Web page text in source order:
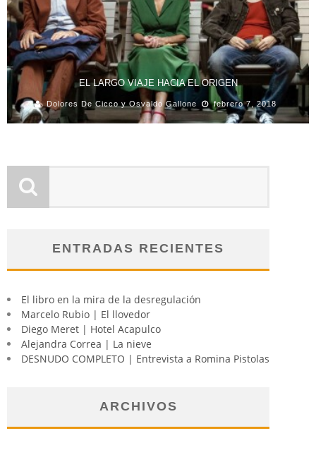
EL LARGO VIAJE HACIA EL ORIGEN
Dolores De Cicco y Osvaldo Gallone febrero 7, 2018
ENTRADAS RECIENTES
El libro en la mira de la desregulación
Marcelo Rubio | El llovedor
Diego Meret | Hotel Acapulco
Alejandra Correa | La nieve
DESNUDO COMPLETO | Entrevista a Romina Pistolas
ARCHIVOS